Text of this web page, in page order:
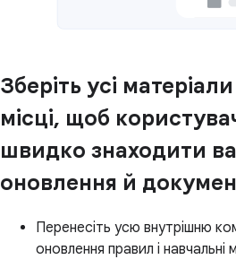
Зберіть усі
місці, щоб
швидко знаходити
оновлення й
Перенесіть усю внутрішню
оновлення правил і навчальні